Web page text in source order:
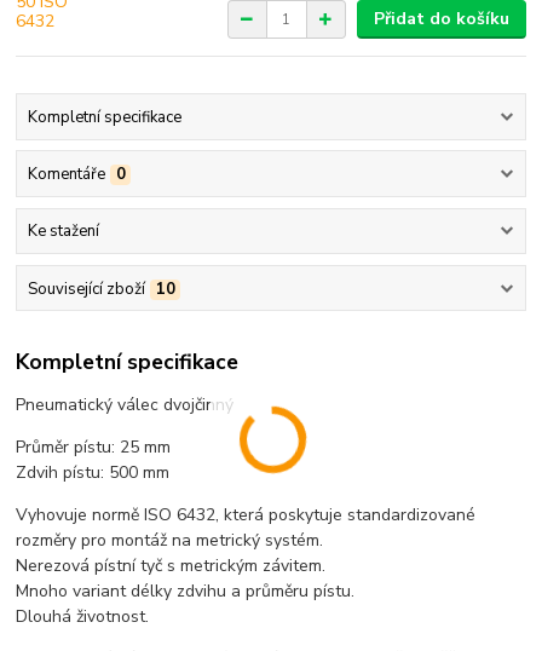
Přidat do košíku
Kompletní specifikace
Komentáře 0
Ke stažení
Související zboží 10
Kompletní specifikace
Pneumatický válec dvojčinný
Průměr pístu: 25 mm
Zdvih pístu: 500 mm
Vyhovuje normě ISO 6432, která poskytuje standardizované
rozměry pro montáž na metrický systém.
Nerezová pístní tyč s metrickým závitem.
Mnoho variant délky zdvihu a průměru pístu.
Dlouhá životnost.